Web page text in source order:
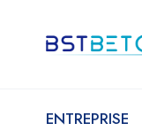
ENTREPRISE